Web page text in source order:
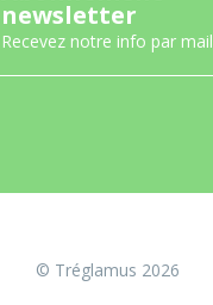
newsletter
Recevez notre info par mail
© Tréglamus 2026